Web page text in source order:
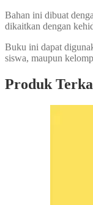
Bahan ini dibuat
dikaitkan dengan
Buku ini dapat
siswa, maupun
Produk